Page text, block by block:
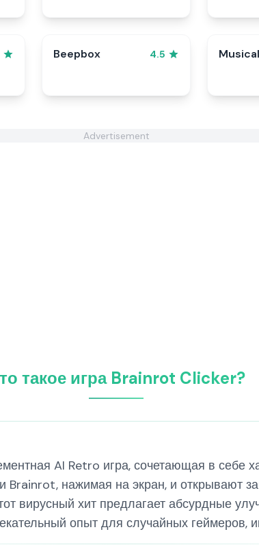
Beepbox 4.5
Advertisement
такое игра Brainrot Clicker?
AI Retro игра, сочетающая в себе
Brainrot, нажимая на экран, и открывают
вирусный хит предлагает абсурдные
опыт для случайных геймеров,